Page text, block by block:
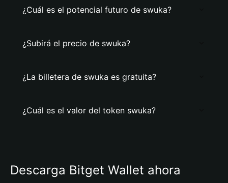
¿Cuál es el potencial futuro de swuka?
¿Subirá el precio de swuka?
¿La billetera de swuka es gratuita?
¿Cuál es el valor del token swuka?
Descarga Bitget Wallet ahora